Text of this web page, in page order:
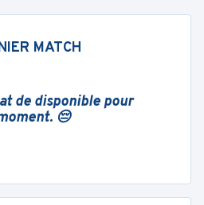
MATCH
de disponible pour
😔